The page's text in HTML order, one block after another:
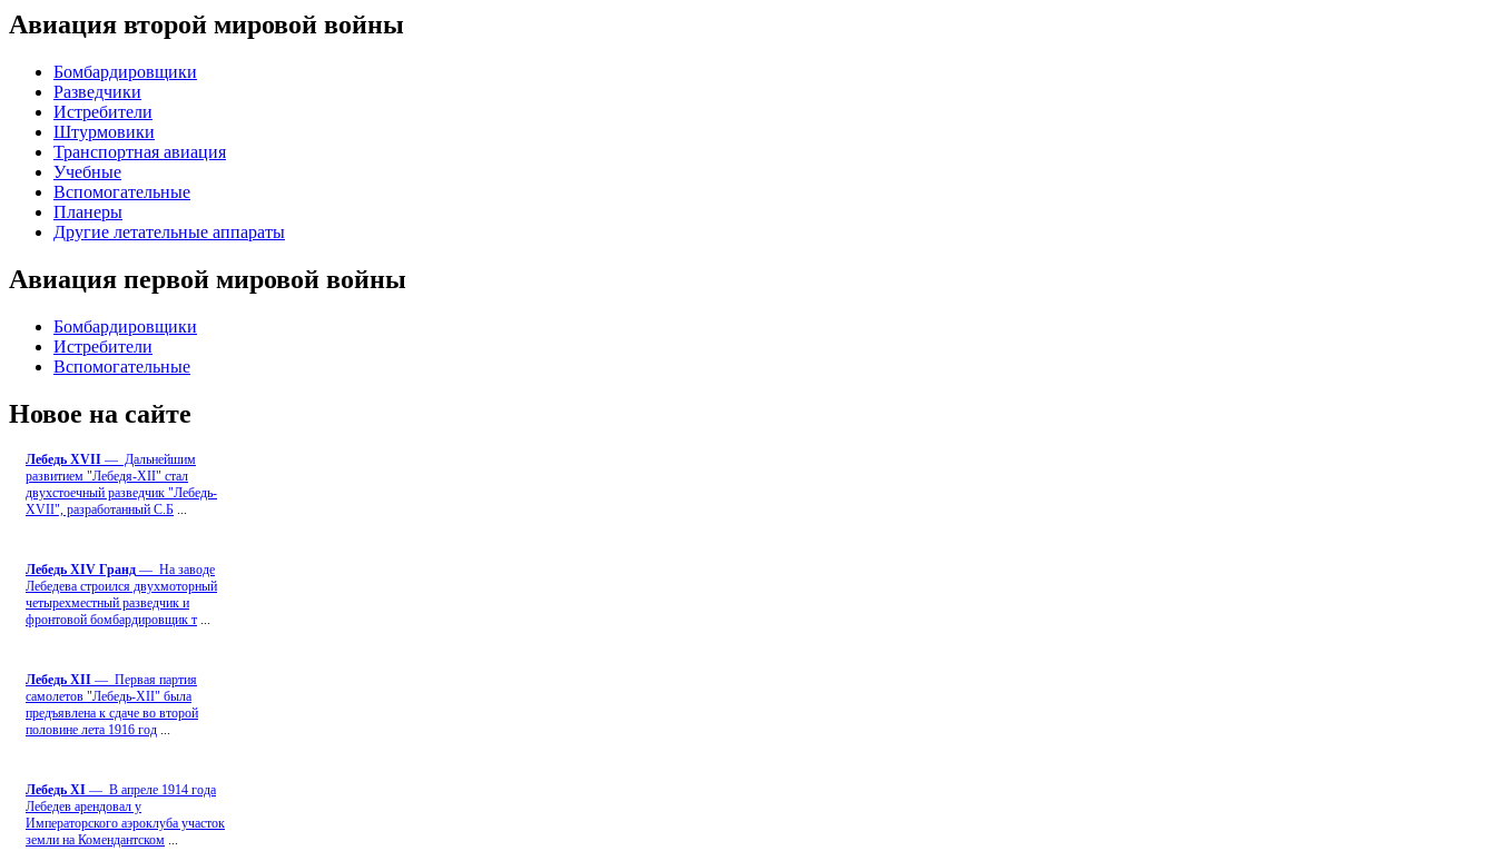
Авиация второй мировой войны
Бомбардировщики
Разведчики
Истребители
Штурмовики
Транспортная авиация
Учебные
Вспомогательные
Планеры
Другие летательные аппараты
Авиация первой мировой войны
Бомбардировщики
Истребители
Вспомогательные
Новое на сайте
Лебедь ХVII — Дальнейшим
развитием "Лебедя-ХII" стал
двухстоечный разведчик "Лебедь-
XVII", разработанный С.Б
Лебедь ХIV Гранд — На заводе
Лебедева строился двухмоторный
четырехместный разведчик и
фронтовой бомбардировщик т
Лебедь ХII — Первая партия
самолетов "Лебедь-ХII" была
предъявлена к сдаче во второй
половине лета 1916 год
Лебедь ХI — В апреле 1914 года
Лебедев арендовал у
Императорского аэроклуба участок
земли на Комендантском